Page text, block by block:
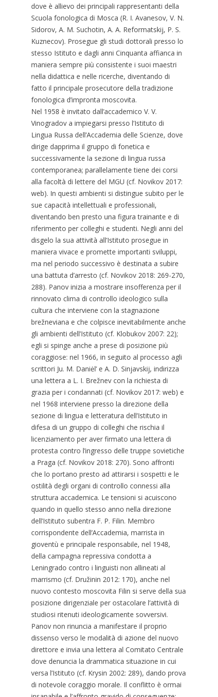
dove è allievo dei principali rappresentanti della
Scuola fonologica di Mosca (R. I. Avanesov, V. N.
Sidorov, A. M. Suchotin, A. A. Reformatskij, P. S.
Kuznecov). Prosegue gli studi dottorali presso lo
stesso Istituto e dagli anni Cinquanta affianca in
maniera sempre più consistente i suoi maestri
nella didattica e nelle ricerche, diventando di
fatto il principale prosecutore della tradizione
fonologica d’impronta moscovita.
Nel 1958 è invitato dall’accademico V. V.
Vinogradov a impiegarsi presso l’Istituto di
Lingua Russa dell’Accademia delle Scienze, dove
dirige dapprima il gruppo di fonetica e
successivamente la sezione di lingua russa
contemporanea; parallelamente tiene dei corsi
alla facoltà di lettere del MGU (cf. Novikov 2017:
web). In questi ambienti si distingue subito per le
sue capacità intellettuali e professionali,
diventando ben presto una figura trainante e di
riferimento per colleghi e studenti. Negli anni del
disgelo la sua attività all’Istituto prosegue in
maniera vivace e promette importanti sviluppi,
ma nel periodo successivo è destinata a subire
una battuta d’arresto (cf. Novikov 2018: 269-270,
288). Panov inizia a mostrare insofferenza per il
rinnovato clima di controllo ideologico sulla
cultura che interviene con la stagnazione
brežneviana e che colpisce inevitabilmente anche
gli ambienti dell’Istituto (cf. Klobukov 2007: 22);
egli si spinge anche a prese di posizione più
coraggiose: nel 1966, in seguito al processo agli
scrittori Ju. M. Daniėl’ e A. D. Sinjavskij, indirizza
una lettera a L. I. Brežnev con la richiesta di
grazia per i condannati (cf. Novikov 2017: web) e
nel 1968 interviene presso la direzione della
sezione di lingua e letteratura dell’Istituto in
difesa di un gruppo di colleghi che rischia il
licenziamento per aver firmato una lettera di
protesta contro l’ingresso delle truppe sovietiche
a Praga (cf. Novikov 2018: 270). Sono affronti
che lo portano presto ad attirarsi i sospetti e le
ostilità degli organi di controllo connessi alla
struttura accademica. Le tensioni si acuiscono
quando in quello stesso anno nella direzione
dell’Istituto subentra F. P. Filin. Membro
corrispondente dell’Accademia, marrista in
gioventù e principale responsabile, nel 1948,
della campagna repressiva condotta a
Leningrado contro i linguisti non allineati al
marrismo (cf. Družinin 2012: 170), anche nel
nuovo contesto moscovita Filin si serve della sua
posizione dirigenziale per ostacolare l’attività di
studiosi ritenuti ideologicamente sovversivi.
Panov non rinuncia a manifestare il proprio
dissenso verso le modalità di azione del nuovo
direttore e invia una lettera al Comitato Centrale
dove denuncia la drammatica situazione in cui
versa l’Istituto (cf. Krysin 2002: 289), dando prova
di notevole coraggio morale. Il conflitto è ormai